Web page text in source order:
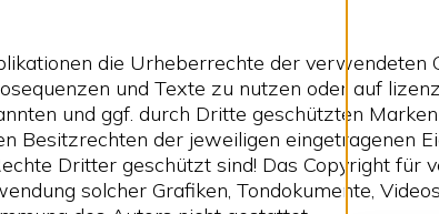
die Urheberrechte der
und Texte zu nutzen oder auf
und ggf. durch Dritte geschützten
Besitzrechten der jeweiligen eingetragenen
Dritter geschützt sind! Das Copyright
solcher Grafiken, Tondokumente,